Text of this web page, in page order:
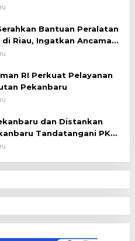
Baru dengan Edukasi
Bantuan Peralatan
Riau, Ingatkan Ancaman
Prioritaskan
RI Perkuat Pelayanan
Pekanbaru
dan Distankan
Tandatangani PKS,
Dibekali Keterampilan